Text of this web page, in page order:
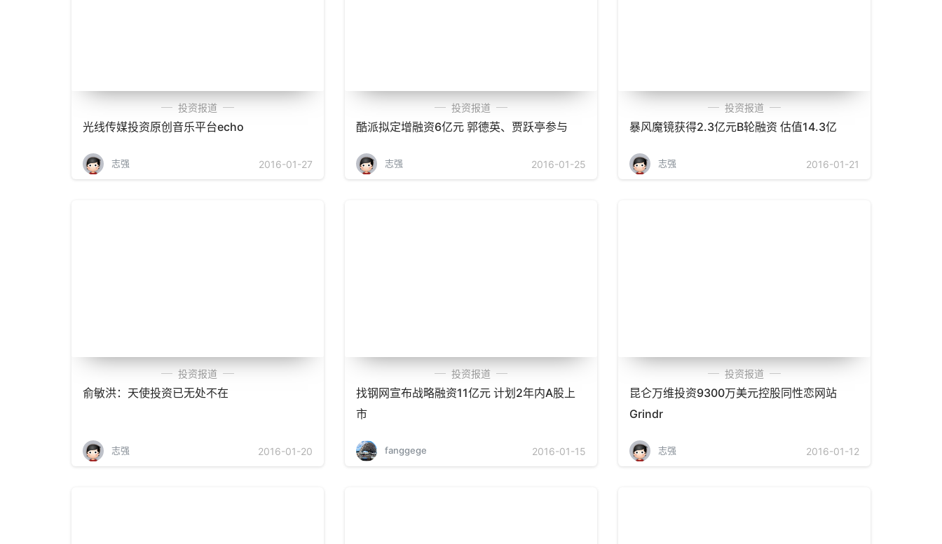
投资报道
光线传媒投资原创音乐平台echo
志强 2016-01-27
投资报道
酷派拟定增融资6亿元 郭德英、贾跃亭参与
志强 2016-01-25
投资报道
暴风魔镜获得2.3亿元B轮融资 估值14.3亿
志强 2016-01-21
投资报道
俞敏洪：天使投资已无处不在
志强 2016-01-20
投资报道
找钢网宣布战略融资11亿元 计划2年内A股上
市
fanggege 2016-01-15
投资报道
昆仑万维投资9300万美元控股同性恋网站
Grindr
志强 2016-01-12